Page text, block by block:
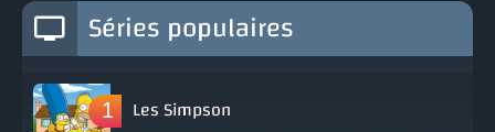
Séries populaires
Les Simpson